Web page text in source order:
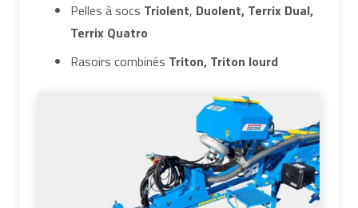
Pelles à socs Triolent, Duolent, Terrix Dual,
Terrix Quatro
Rasoirs combinés Triton, Triton lourd